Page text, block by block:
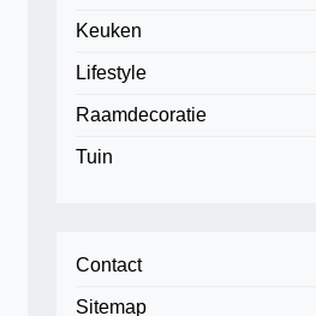
Keuken
Lifestyle
Raamdecoratie
Tuin
Contact
Sitemap